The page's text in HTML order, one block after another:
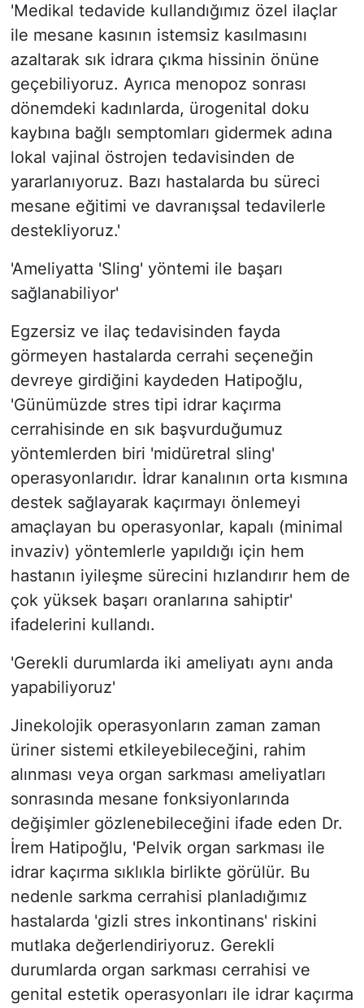
'Medikal tedavide kullandığımız özel ilaçlar
ile mesane kasının istemsiz kasılmasını
azaltarak sık idrara çıkma hissinin önüne
geçebiliyoruz. Ayrıca menopoz sonrası
dönemdeki kadınlarda, ürogenital doku
kaybına bağlı semptomları gidermek adına
lokal vajinal östrojen tedavisinden de
yararlanıyoruz. Bazı hastalarda bu süreci
mesane eğitimi ve davranışsal tedavilerle
destekliyoruz.'
'Ameliyatta 'Sling' yöntemi ile başarı
sağlanabiliyor'
Egzersiz ve ilaç tedavisinden fayda
görmeyen hastalarda cerrahi seçeneğin
devreye girdiğini kaydeden Hatipoğlu,
'Günümüzde stres tipi idrar kaçırma
cerrahisinde en sık başvurduğumuz
yöntemlerden biri 'midüretral sling'
operasyonlarıdır. İdrar kanalının orta kısmına
destek sağlayarak kaçırmayı önlemeyi
amaçlayan bu operasyonlar, kapalı (minimal
invaziv) yöntemlerle yapıldığı için hem
hastanın iyileşme sürecini hızlandırır hem de
çok yüksek başarı oranlarına sahiptir'
ifadelerini kullandı.
'Gerekli durumlarda iki ameliyatı aynı anda
yapabiliyoruz'
Jinekolojik operasyonların zaman zaman
üriner sistemi etkileyebileceğini, rahim
alınması veya organ sarkması ameliyatları
sonrasında mesane fonksiyonlarında
değişimler gözlenebileceğini ifade eden Dr.
İrem Hatipoğlu, 'Pelvik organ sarkması ile
idrar kaçırma sıklıkla birlikte görülür. Bu
nedenle sarkma cerrahisi planladığımız
hastalarda 'gizli stres inkontinans' riskini
mutlaka değerlendiriyoruz. Gerekli
durumlarda organ sarkması cerrahisi ve
genital estetik operasyonları ile idrar kaçırma